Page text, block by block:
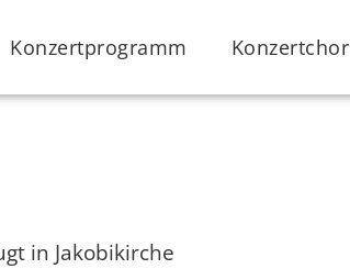
Konzertprogramm Konzertchor
in Jakobikirche